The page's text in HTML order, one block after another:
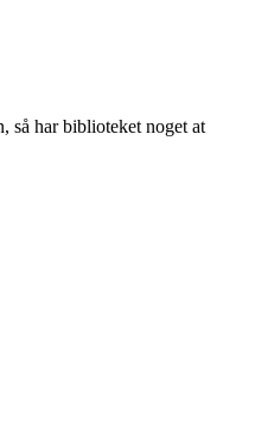
så har biblioteket noget at